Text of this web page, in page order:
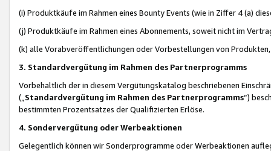
(i) Produktkäufe im Rahmen eines Bounty Events (wie in Ziffer 4 (a)
(j) Produktkäufe im Rahmen eines Abonnements, soweit nicht im
(k) alle Vorabveröffentlichungen oder Vorbestellungen von
3. Standardvergütung im Rahmen des Partnerprogramms
Vorbehaltlich der in diesem Vergütungskatalog beschriebenen
(„ Standardvergütung im Rahmen des Partnerprogramms“)
bestimmten Prozentsatzes der Qualifizierten Erlöse.
4. Sondervergütung oder Werbeaktionen
Gelegentlich können wir Sonderprogramme oder Werbeaktionen